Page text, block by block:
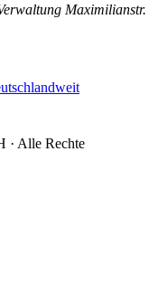
Maximilianstr.
· Alle Rechte